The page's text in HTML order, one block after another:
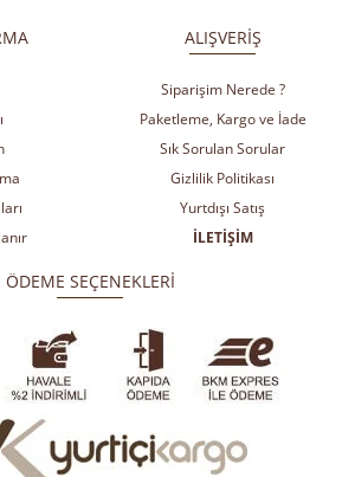
ALIŞVERİŞ
Siparişim Nerede ?
Paketleme, Kargo ve İade
Sık Sorulan Sorular
Gizlilik Politikası
Yurtdışı Satış
İLETİŞİM
ÖDEME SEÇENEKLERİ